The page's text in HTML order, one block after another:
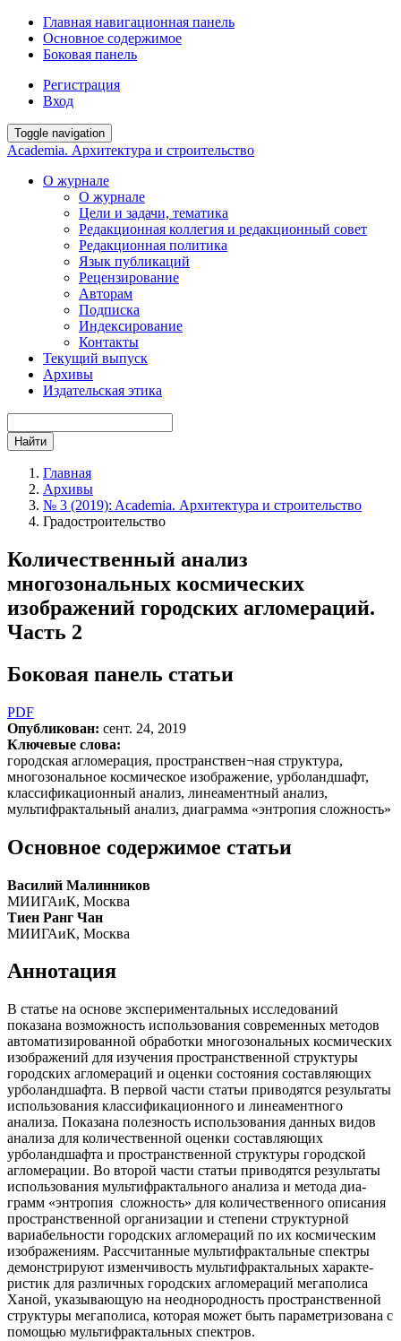
Главная навигационная панель
Основное содержимое
Боковая панель
Регистрация
Вход
Toggle navigation
Academia. Архитектура и строительство
О журнале
О журнале
Цели и задачи, тематика
Редакционная коллегия и редакционный совет
Редакционная политика
Язык публикаций
Рецензирование
Авторам
Подписка
Индексирование
Контакты
Текущий выпуск
Архивы
Издательская этика
Найти
Главная
Архивы
№ 3 (2019): Academia. Архитектура и строительство
Градостроительство
Количественный анализ
многозональных космических
изображений городских агломераций.
Часть 2
Боковая панель статьи
PDF
Опубликован: сент. 24, 2019
Ключевые слова:
городская агломерация, пространствен¬ная структура,
многозональное космическое изображение, урболандшафт,
классификационный анализ, линеаментный анализ,
мультифрактальный анализ, диаграмма «энтропия сложность»
Основное содержимое статьи
Василий Малинников
МИИГАиК, Москва
Тиен Ранг Чан
МИИГАиК, Москва
Аннотация
В статье на основе экспериментальных исследований
показана возможность использования современных методов
автоматизированной обработки многозональных космиче­ских
изображений для изучения пространственной структуры
городских агломераций и оценки состояния составляющих
урболандшафта. В первой части статьи приводятся резуль­таты
использования классификационного и линеаментного
анализа. Показана полезность использования данных видов
анализа для количественной оценки составляющих
урболандшафта и пространственной структуры городской
агломерации. Во второй части статьи приводятся результаты
использования мультифрактального анализа и метода диа­
грамм «энтропия сложность» для количественного описа­ния
пространственной организации и степени структурной
вариабельности городских агломераций по их космическим
изображениям. Рассчитанные мультифрактальные спектры
демонстрируют изменчивость мультифрактальных характе­
ристик для различных городских агломераций мегаполиса
Ханой, указывающую на неоднородность пространственной
структуры мегаполиса, которая может быть параметризована с
помощью мультифрактальных спектров.